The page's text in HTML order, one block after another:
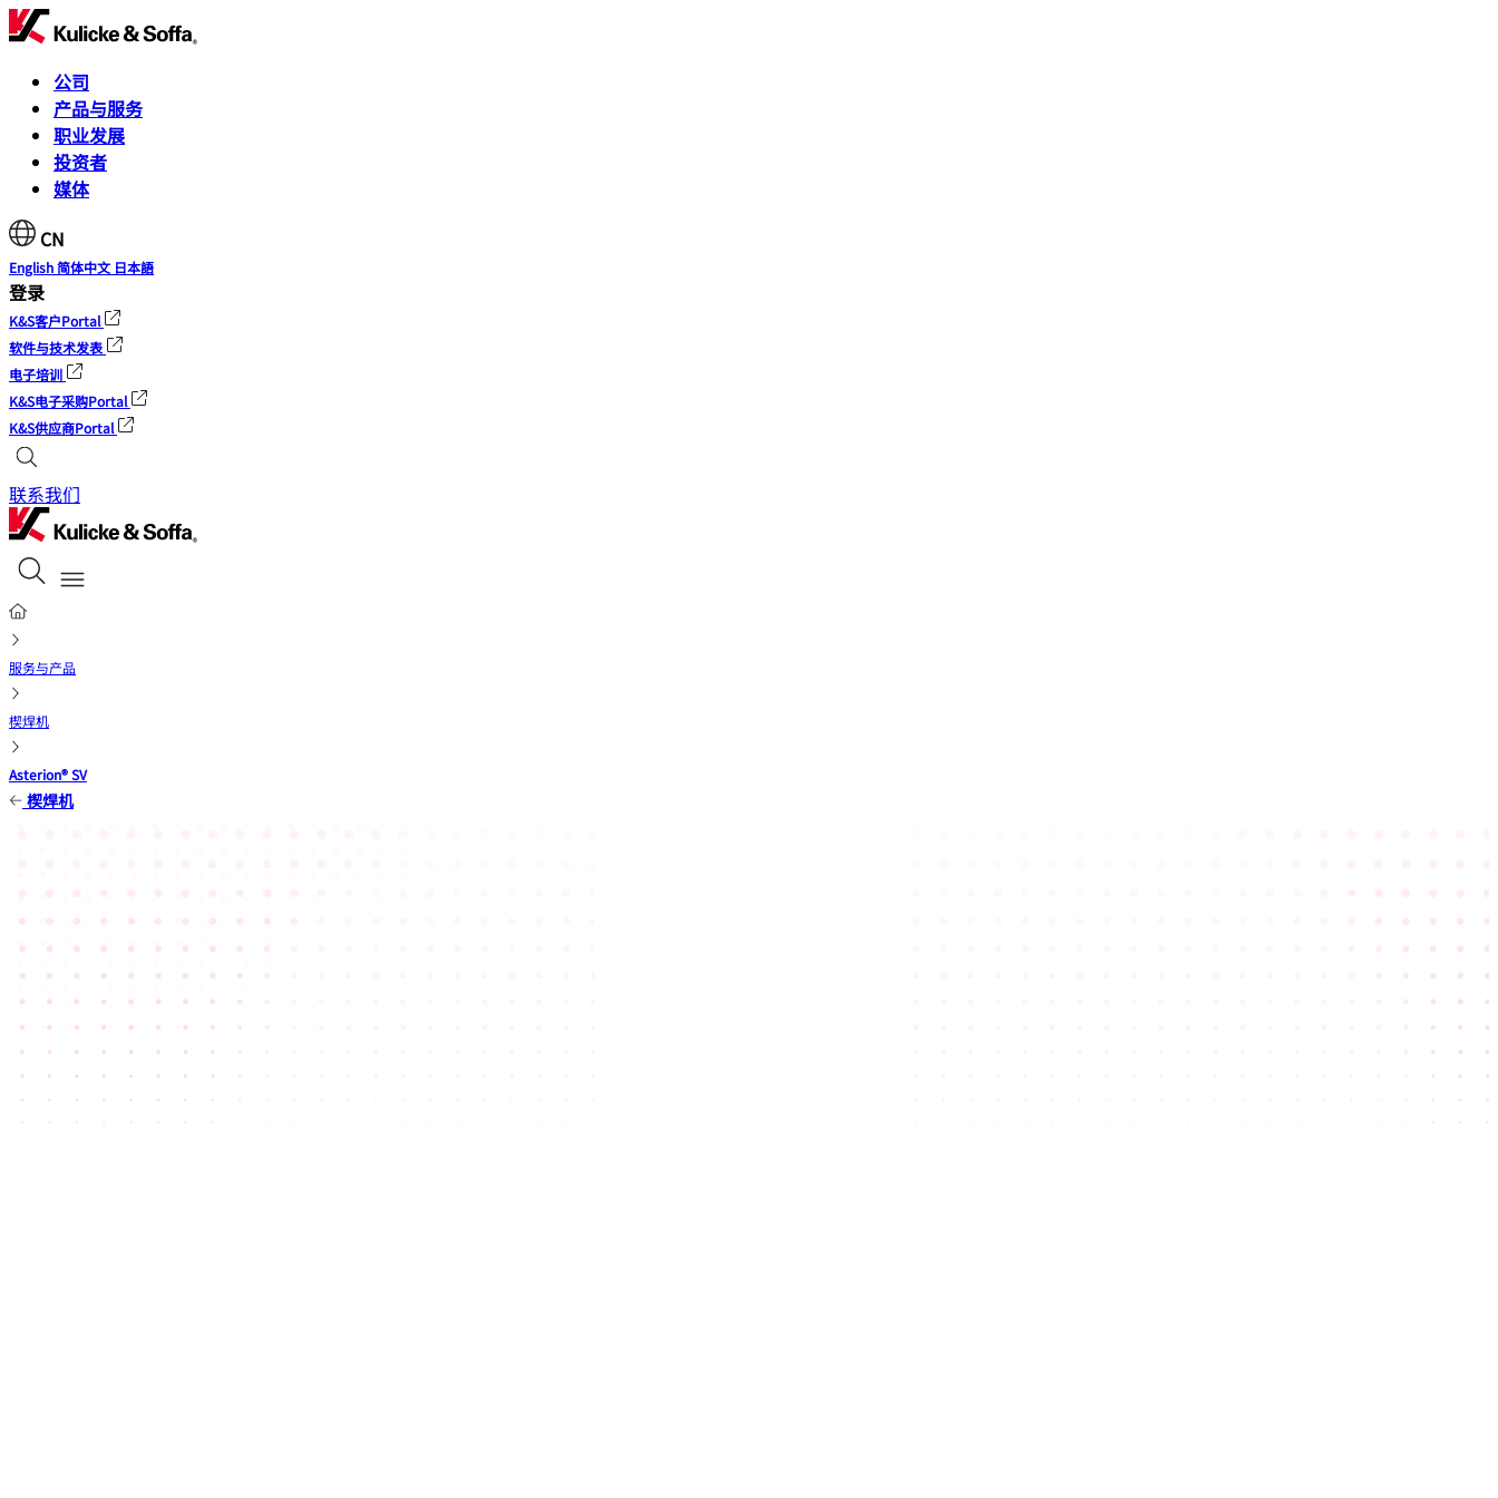
公司
产品与服务
职业发展
投资者
媒体
CN
English简体中文 日本語
登录
K&S客户Portal
软件与技术发表
电子培训
K&S电子采购Portal
K&S供应商Portal
联系我们
服务与产品
楔焊机
Asterion® SV
楔焊机